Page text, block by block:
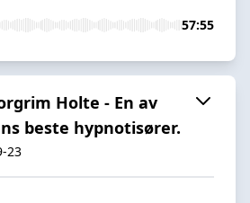
57:55
Holte - En av
beste hypnotisører.
23